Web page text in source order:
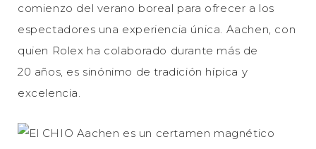
comienzo del verano boreal para ofrecer a los
espectadores una experiencia única. Aachen, con
quien Rolex ha colaborado durante más de
20 años, es sinónimo de tradición hípica y
excelencia.